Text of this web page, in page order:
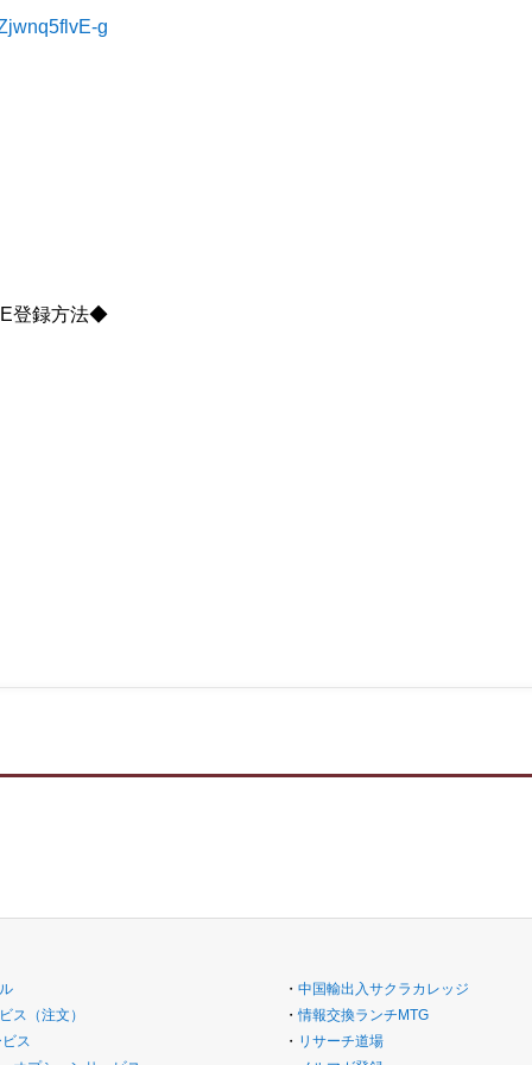
g
登録方法◆
ス（注文）
ス
・ 中国輸出入サクラカレッジ
・情報交換ランチMTG
・ リサーチ道場